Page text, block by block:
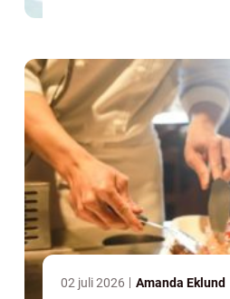
02 juli 2026 Amanda Eklund